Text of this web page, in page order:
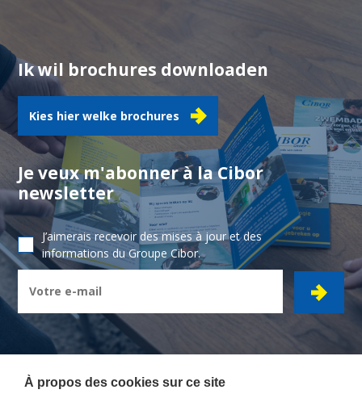
Ik wil brochures downloaden
Kies hier welke brochures
Je veux m'abonner à la Cibor
newsletter
J’aimerais recevoir des mises à jour et des
informations du Groupe Cibor.
À propos des cookies sur ce site